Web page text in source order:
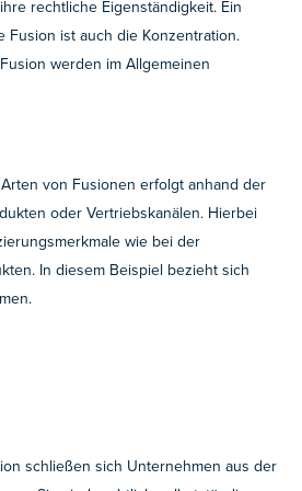
rechtliche Eigenständigkeit. Ein
Fusion ist auch die Konzentration.
werden im Allgemeinen
von Fusionen erfolgt anhand der
oder Vertriebskanälen. Hierbei
wie bei der
In diesem Beispiel bezieht sich
schließen sich Unternehmen aus der